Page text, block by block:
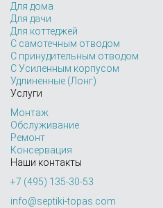
Для дома
Для дачи
Для коттеджей
С самотечным отводом
С принудительным отводом
С Усиленным корпусом
Удлиненные (Лонг)
Услуги
Монтаж
Обслуживание
Ремонт
Консервация
Наши контакты
+7 (495) 135-30-53
info@septiki-topas.com